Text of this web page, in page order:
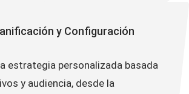
y Configuración
estrategia personalizada basada
y audiencia, desde la